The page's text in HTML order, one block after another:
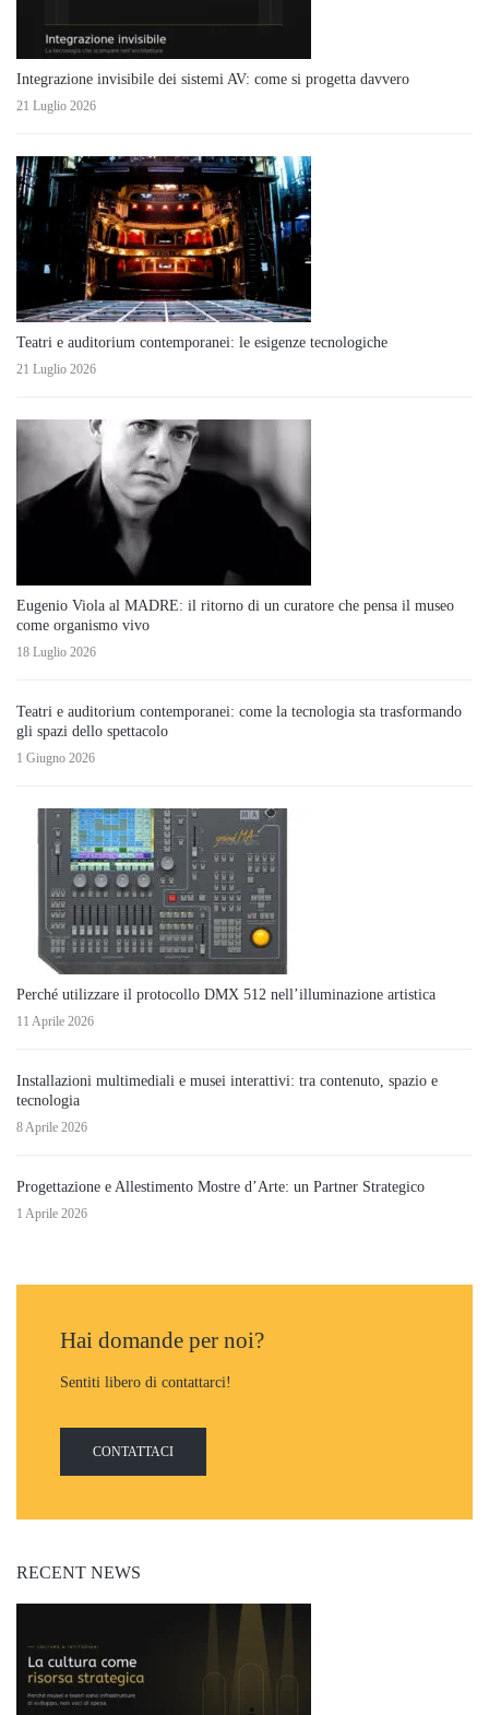
Integrazione invisibile dei sistemi AV: come si progetta davvero
21 Luglio 2026
Teatri e auditorium contemporanei: le esigenze tecnologiche
21 Luglio 2026
Eugenio Viola al MADRE: il ritorno di un curatore che pensa il museo
come organismo vivo
18 Luglio 2026
Teatri e auditorium contemporanei: come la tecnologia sta trasformando
gli spazi dello spettacolo
1 Giugno 2026
Perché utilizzare il protocollo DMX 512 nell’illuminazione artistica
11 Aprile 2026
Installazioni multimediali e musei interattivi: tra contenuto, spazio e
tecnologia
8 Aprile 2026
Progettazione e Allestimento Mostre d’Arte: un Partner Strategico
1 Aprile 2026
Hai domande per noi?
Sentiti libero di contattarci!
CONTATTACI
RECENT NEWS